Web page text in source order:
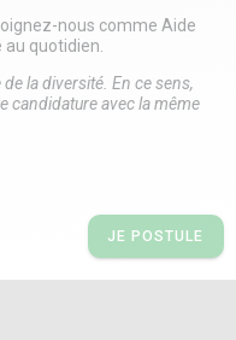
nous comme Aide
quotidien.
la diversité. En ce sens,
candidature avec la même
JE POSTULE